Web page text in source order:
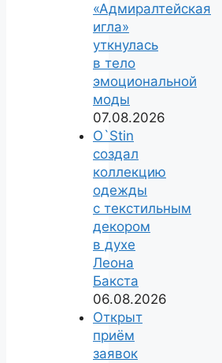
«Адмиралтейская
игла»
уткнулась
в тело
эмоциональной
моды
07.08.2026
O`Stin
создал
коллекцию
одежды
с текстильным
декором
в духе
Леона
Бакста
06.08.2026
Открыт
приём
заявок